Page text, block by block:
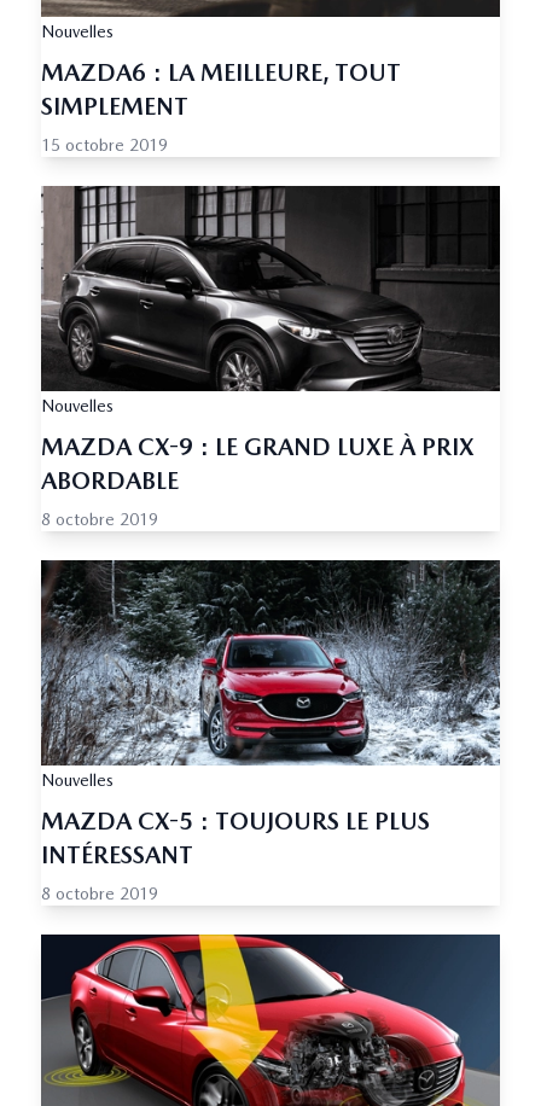
Nouvelles
MAZDA6 : LA MEILLEURE, TOUT
SIMPLEMENT
15 octobre 2019
Nouvelles
MAZDA CX-9 : LE GRAND LUXE À PRIX
ABORDABLE
8 octobre 2019
Nouvelles
MAZDA CX-5 : TOUJOURS LE PLUS
INTÉRESSANT
8 octobre 2019